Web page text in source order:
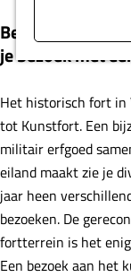
p
a
e
Beleef kunst,
je bezoek met
Het historisch fort in
tot Kunstfort. Een
militair erfgoed
eiland maakt zie je
jaar heen
bezoeken. De
fortterrein is het
Een bezoek aan het